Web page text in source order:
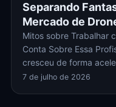
Separando
Mercado de
Mitos sobre Trabalhar
Conta Sobre Essa
cresceu de forma
7 de julho de 2026